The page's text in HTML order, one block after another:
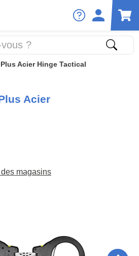
Acier Hinge Tactical
Acier
magasins